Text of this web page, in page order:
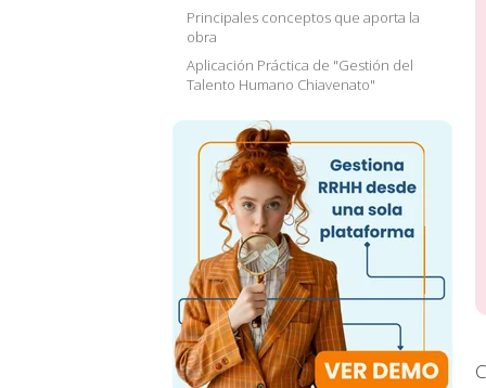
Principales conceptos que aporta la
obra
Aplicación Práctica de "Gestión del
Talento Humano Chiavenato"